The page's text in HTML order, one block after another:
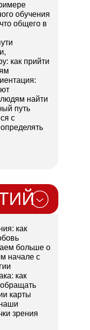
обучения
общего в
как прийти
найти
путь
с
как
больше о
начале с
как
карты
зрения